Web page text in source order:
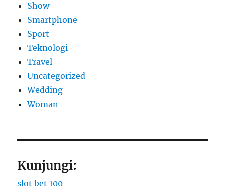
Show
Smartphone
Sport
Teknologi
Travel
Uncategorized
Wedding
Woman
Kunjungi:
slot bet 100